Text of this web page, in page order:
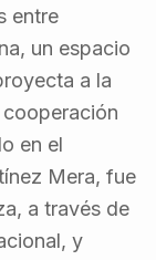
entre
un espacio
a la
en el
Mera, fue
a través de
y